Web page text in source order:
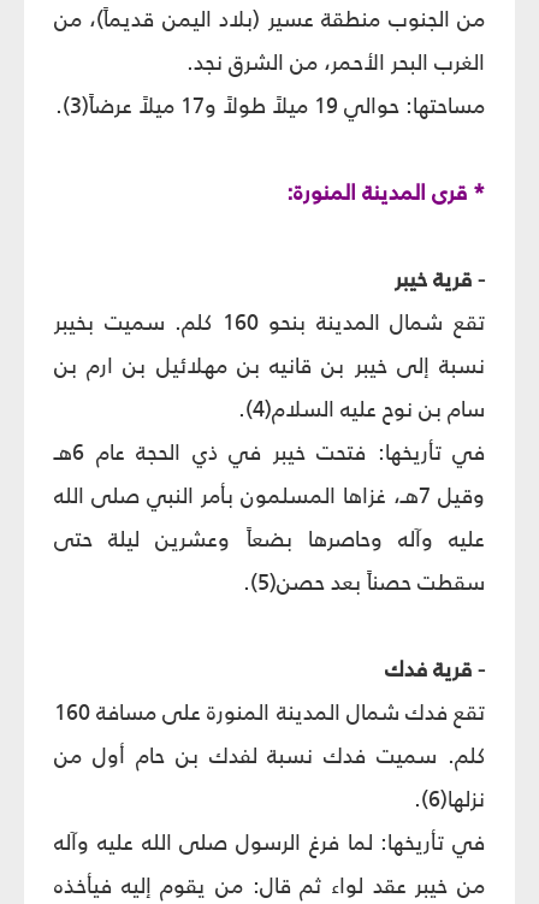
من الجنوب منطقة عسير (بلاد اليمن قديماً)، من
الغرب البحر الأحمر، من الشرق نجد.
مساحتها: حوالي 19 ميلاً طولاً و17 ميلاً عرضاً(3).
* قرى المدينة المنورة:
- قرية خيبر
تقع شمال المدينة بنحو 160 كلم. سميت بخيبر
نسبة إلى خيبر بن قانيه بن مهلائيل بن ارم بن
سام بن نوح عليه السلام(4).
في تأريخها: فتحت خيبر في ذي الحجة عام 6هـ
وقيل 7هـ، غزاها المسلمون بأمر النبي صلى الله
عليه وآله وحاصرها بضعاً وعشرين ليلة حتى
سقطت حصناً بعد حصن(5).
- قرية فدك
تقع فدك شمال المدينة المنورة على مسافة 160
كلم. سميت فدك نسبة لفدك بن حام أول من
نزلها(6).
في تأريخها: لما فرغ الرسول صلى الله عليه وآله
من خيبر عقد لواء ثم قال: من يقوم إليه فيأخذه